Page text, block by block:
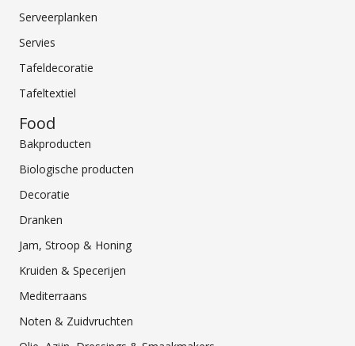
Serveerplanken
Servies
Tafeldecoratie
Tafeltextiel
Food
Bakproducten
Biologische producten
Decoratie
Dranken
Jam, Stroop & Honing
Kruiden & Specerijen
Mediterraans
Noten & Zuidvruchten